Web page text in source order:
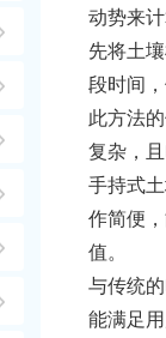
动势来计
先将土
段时间
此方法
复杂，
手持式
作简便
值。
与传统
能满足